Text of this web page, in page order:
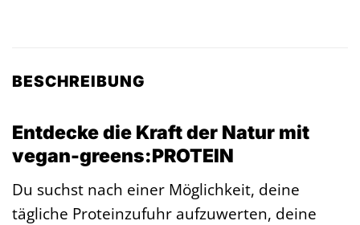
BESCHREIBUNG
Entdecke die Kraft der Natur mit
vegan-greens:PROTEIN
Du suchst nach einer Möglichkeit, deine
tägliche Proteinzufuhr aufzuwerten, deine